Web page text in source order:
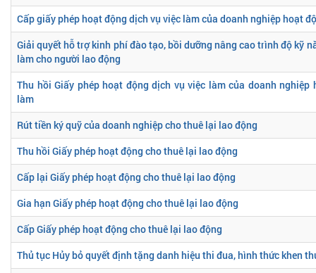
Cấp giấy phép hoạt động dịch vụ việc làm của doanh nghiệp hoạt
Giải quyết hỗ trợ kinh phí đào tạo, bồi dưỡng nâng cao trình độ kỹ
làm cho người lao động
Thu hồi Giấy phép hoạt động dịch vụ việc làm của doanh nghiệp
làm
Rút tiền ký quỹ của doanh nghiệp cho thuê lại lao động
Thu hồi Giấy phép hoạt động cho thuê lại lao động
Cấp lại Giấy phép hoạt động cho thuê lại lao động
Gia hạn Giấy phép hoạt động cho thuê lại lao động
Cấp Giấy phép hoạt động cho thuê lại lao động
Thủ tục Hủy bỏ quyết định tặng danh hiệu thi đua, hình thức khen